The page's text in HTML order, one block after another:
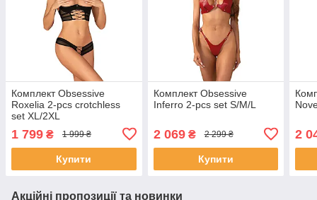
Комплект Obsessive
Roxelia 2-pcs crotchless
set XL/2XL
1 799 ₴ 1 999 ₴
Купити
Комплект Obsessive
Inferro 2-pcs set S/M/L
2 069₴ 2 299 ₴
Купити
2
Акційні пропозиції та новинки